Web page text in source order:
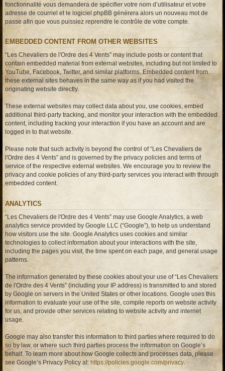
fonctionnalité vous demandera de spécifier votre nom d’utilisateur et votre
adresse de courriel et le logiciel phpBB générera alors un nouveau mot de
passe afin que vous puissiez reprendre le contrôle de votre compte.
EMBEDDED CONTENT FROM OTHER WEBSITES
“Les Chevaliers de l'Ordre des 4 Vents” may include posts or content that
contain embedded material from external websites, including but not limited to
YouTube, Facebook, Twitter, and similar platforms. Embedded content from
these external sites behaves in the same way as if you had visited the
originating website directly.
These external websites may collect data about you, use cookies, embed
additional third-party tracking, and monitor your interaction with the embedded
content, including tracking your interaction if you have an account and are
logged in to that website.
Please note that such activity is beyond the control of “Les Chevaliers de
l'Ordre des 4 Vents” and is governed by the privacy policies and terms of
service of the respective external websites. We encourage you to review the
privacy and cookie policies of any third-party services you interact with through
embedded content.
ANALYTICS
“Les Chevaliers de l'Ordre des 4 Vents” may use Google Analytics, a web
analytics service provided by Google LLC (“Google”), to help us understand
how visitors use the site. Google Analytics uses cookies and similar
technologies to collect information about your interactions with the site,
including the pages you visit, the time spent on each page, and general usage
patterns.
The information generated by these cookies about your use of “Les Chevaliers
de l'Ordre des 4 Vents” (including your IP address) is transmitted to and stored
by Google on servers in the United States or other locations. Google uses this
information to evaluate your use of the site, compile reports on website activity
for us, and provide other services relating to website activity and internet
usage.
Google may also transfer this information to third parties where required to do
so by law, or where such third parties process the information on Google’s
behalf. To learn more about how Google collects and processes data, please
see Google’s Privacy Policy at: https://policies.google.com/privacy.